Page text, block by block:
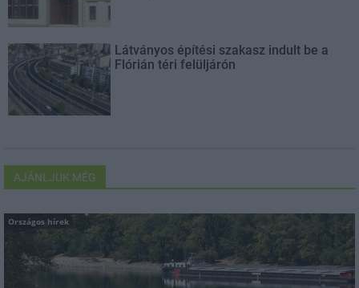
Látványos építési szakasz indult be a
Flórián téri felüljárón
AJÁNLJUK MÉG
Országos hírek